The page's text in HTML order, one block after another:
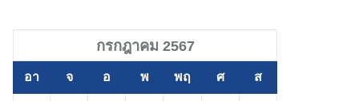
กรกฎาคม 2567
อา จ อ พ พฤ ศ ส